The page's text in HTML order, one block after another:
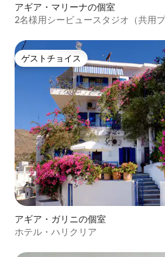
アギア・マリーナの個室
2名様用シービュースタジオ（共用プ
ゲストチョイス
ゲストチョイス
アギア・ガリニの個室
ホテル・ハリクリア